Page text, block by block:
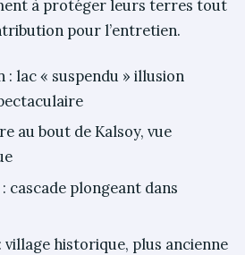
à protéger leurs terres tout
pour l’entretien.
: lac « suspendu » illusion
au bout de Kalsoy, vue
cascade plongeant dans
historique, plus ancienne